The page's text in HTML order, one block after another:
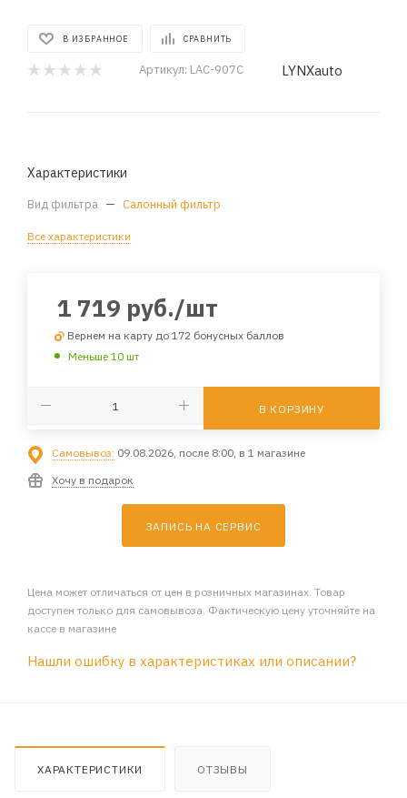
В ИЗБРАННОЕ СРАВНИТЬ
Артикул: LAC-907C LYNXauto
Характеристики
Вид фильтра — Салонный фильтр
Все характеристики
1 719 руб./шт
Вернем на карту до 172 бонусных баллов
Меньше 10 шт
В КОРЗИНУ
Самовывоз: 09.08.2026, после 8:00, в 1 магазине
Хочу в подарок
ЗАПИСЬ НА СЕРВИС
Цена может отличаться от цен в розничных магазинах. Товар
доступен только для самовывоза. Фактическую цену уточняйте на
кассе в магазине
Нашли ошибку в характеристиках или описании?
ХАРАКТЕРИСТИКИ ОТЗЫВЫ